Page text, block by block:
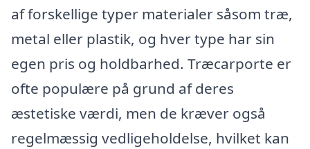
af forskellige typer materialer såsom træ,
metal eller plastik, og hver type har sin
egen pris og holdbarhed. Træcarporte er
ofte populære på grund af deres
æstetiske værdi, men de kræver også
regelmæssig vedligeholdelse, hvilket kan